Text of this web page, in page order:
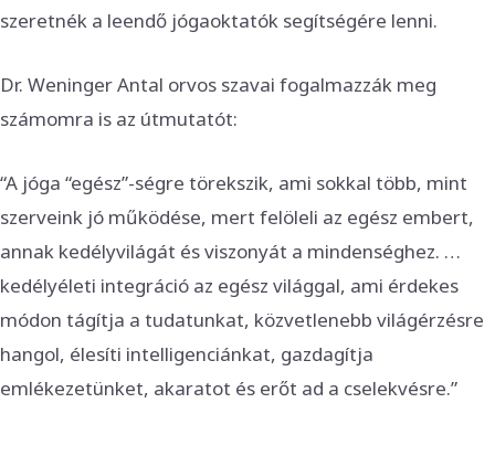
szeretnék a leendő jógaoktatók segítségére lenni.
Dr. Weninger Antal orvos szavai fogalmazzák meg
számomra is az útmutatót:
“A jóga “egész”-ségre törekszik, ami sokkal több, mint
szerveink jó működése, mert felöleli az egész embert,
annak kedélyvilágát és viszonyát a mindenséghez. …
kedélyéleti integráció az egész világgal, ami érdekes
módon tágítja a tudatunkat, közvetlenebb világérzésre
hangol, élesíti intelligenciánkat, gazdagítja
emlékezetünket, akaratot és erőt ad a cselekvésre.”